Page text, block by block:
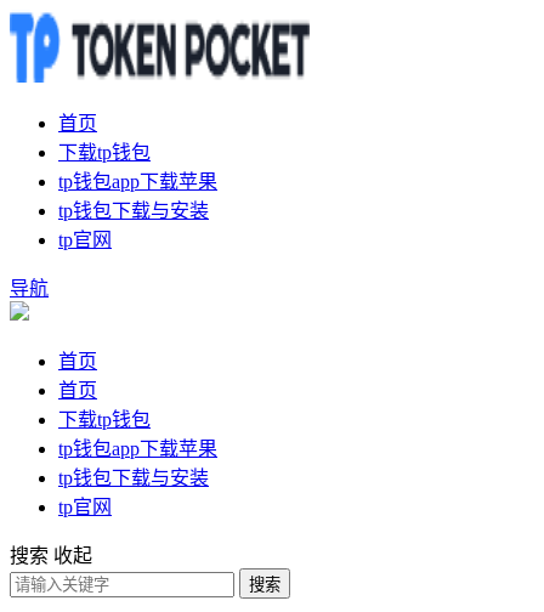
首页
下载tp钱包
tp钱包app下载苹果
tp钱包下载与安装
tp官网
导航
首页
首页
下载tp钱包
tp钱包app下载苹果
tp钱包下载与安装
tp官网
搜索 收起
搜索